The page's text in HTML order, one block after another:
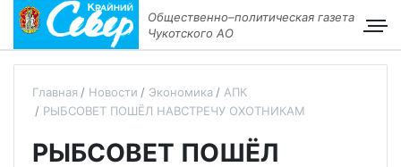
Общественно–политическая газета
Чукотского АО
Главная Новости Экономика
АПК
РЫБСОВЕТ ПОШЁЛ НАВСТРЕЧУ ОХОТНИКАМ
РЫБСОВЕТ ПОШЁЛ